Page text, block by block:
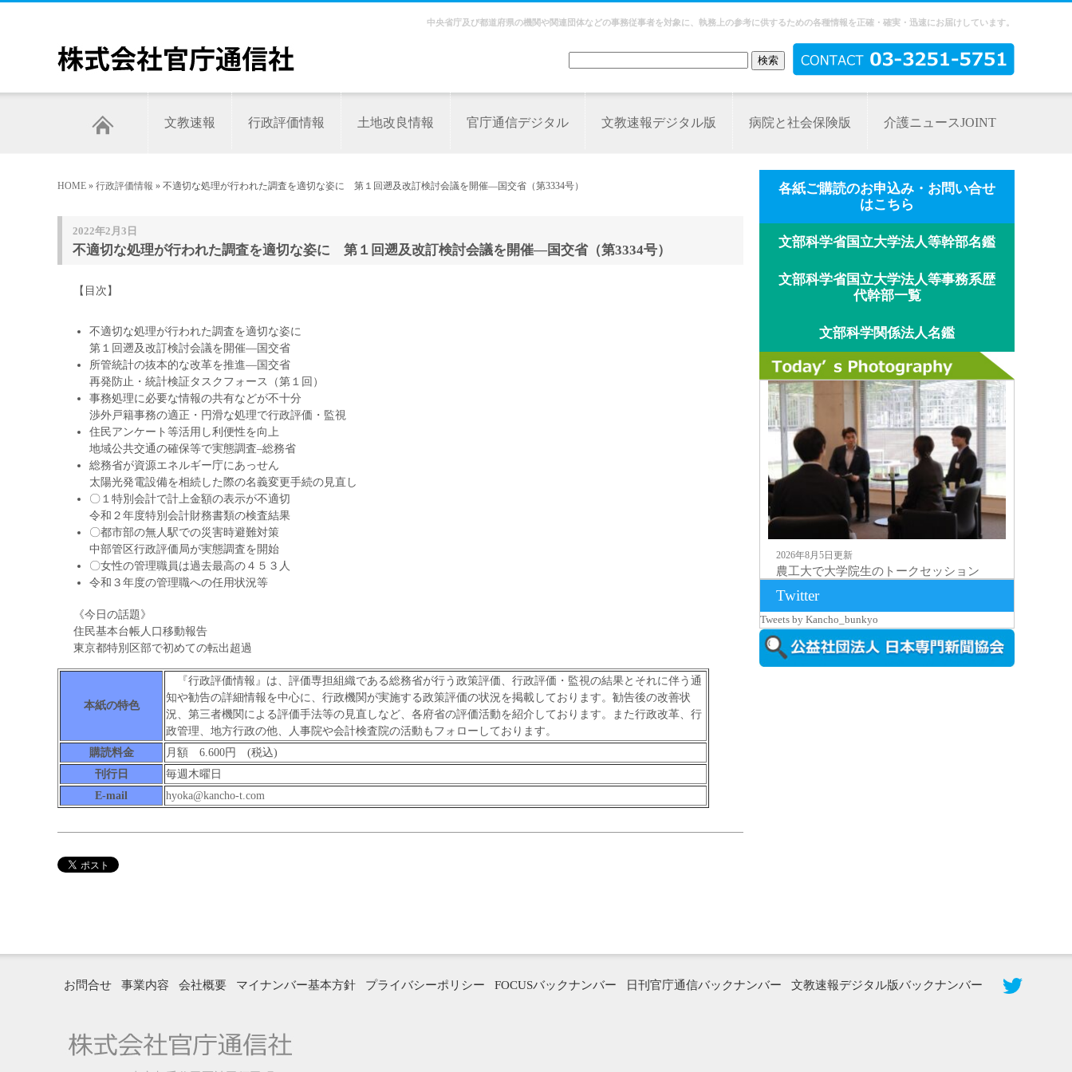
中央省庁及び都道府県の機関や関連団体などの事務従事者を対象に、執務上の参考に供するための各種情報を正確・確実・迅速にお届けしています。
文教速報 行政評価情報 土地改良情報 官庁通信デジタル 文教速報デジタル版 病院と社会保険版 介護ニュースJOINT
HOME » 行政評価情報 » 不適切な処理が行われた調査を適切な姿に 第１回遡及改訂検討会議を開催―国交省（第3334号）
2022年2月3日
不適切な処理が行われた調査を適切な姿に 第１回遡及改訂検討会議を開催―国交省（第3334号）
【目次】
不適切な処理が行われた調査を適切な姿に
第１回遡及改訂検討会議を開催―国交省
所管統計の抜本的な改革を推進―国交省
再発防止・統計検証タスクフォース（第１回）
事務処理に必要な情報の共有などが不十分
渉外戸籍事務の適正・円滑な処理で行政評価・監視
住民アンケート等活用し利便性を向上
地域公共交通の確保等で実態調査–総務省
総務省が資源エネルギー庁にあっせん
太陽光発電設備を相続した際の名義変更手続の見直し
〇１特別会計で計上金額の表示が不適切
令和２年度特別会計財務書類の検査結果
〇都市部の無人駅での災害時避難対策
中部管区行政評価局が実態調査を開始
〇女性の管理職員は過去最高の４５３人
令和３年度の管理職への任用状況等
《今日の話題》
住民基本台帳人口移動報告
東京都特別区部で初めての転出超過
本紙の特色
『行政評価情報』は、評価専担組織である総務省が行う政策評価、行政評価・監視の結果とそれに伴う通
知や勧告の詳細情報を中心に、行政機関が実施する政策評価の状況を掲載しております。勧告後の改善状
況、第三者機関による評価手法等の見直しなど、各府省の評価活動を紹介しております。また行政改革、行
政管理、地方行政の他、人事院や会計検査院の活動もフォローしております。
購読料金
月額 6.600円 (税込)
刊行日
毎週木曜日
E-mail
hyoka@kancho-t.com
各紙ご購読のお申込み・お問い合せ
はこちら
文部科学省国立大学法人等幹部名鑑
文部科学省国立大学法人等事務系歴
代幹部一覧
文部科学関係法人名鑑
2026年8月5日更新
農工大で大学院生のトークセッション
Twitter
Tweets by Kancho_bunkyo
お問合せ 事業内容 会社概要 マイナンバー基本方針 プライバシーポリシー FOCUSバックナンバー 日刊官庁通信バックナンバー 文教速報デジタル版バックナンバー